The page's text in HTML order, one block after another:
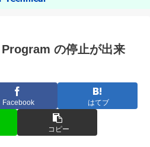
の停止が出来
Facebook はてブ
コピー